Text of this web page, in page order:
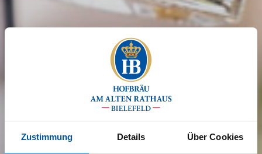
Zustimmung Details Über Cookies